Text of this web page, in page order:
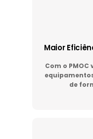
Maior
Com o
de